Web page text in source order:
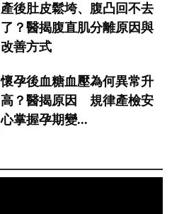
產後肚皮鬆垮、腹凸回不去
了？醫揭腹直肌分離原因與
改善方式
懷孕後血糖血壓為何異常升
高？醫揭原因 規律產檢安
心掌握孕期變...